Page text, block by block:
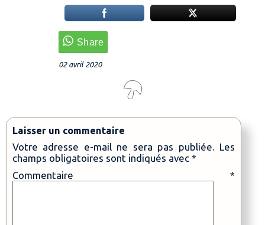
02 avril 2020
Laisser un commentaire
Votre adresse e-mail ne sera pas publiée.
Les
champs obligatoires sont indiqués avec *
Commentaire *